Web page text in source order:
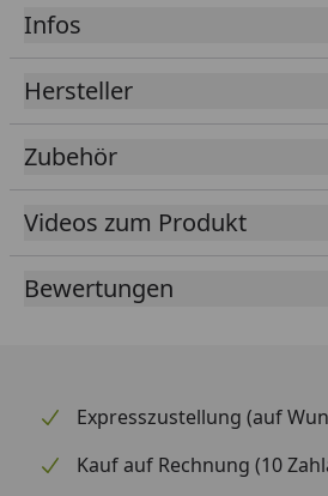
Rinnenlänge
300 cm
Fallrohrdurchmesser
Material
Farbe
Braun
Infos
Hersteller
Zubehör
Videos zum Produkt
Bewertungen
Expresszustellung (auf
Kauf auf Rechnung (10